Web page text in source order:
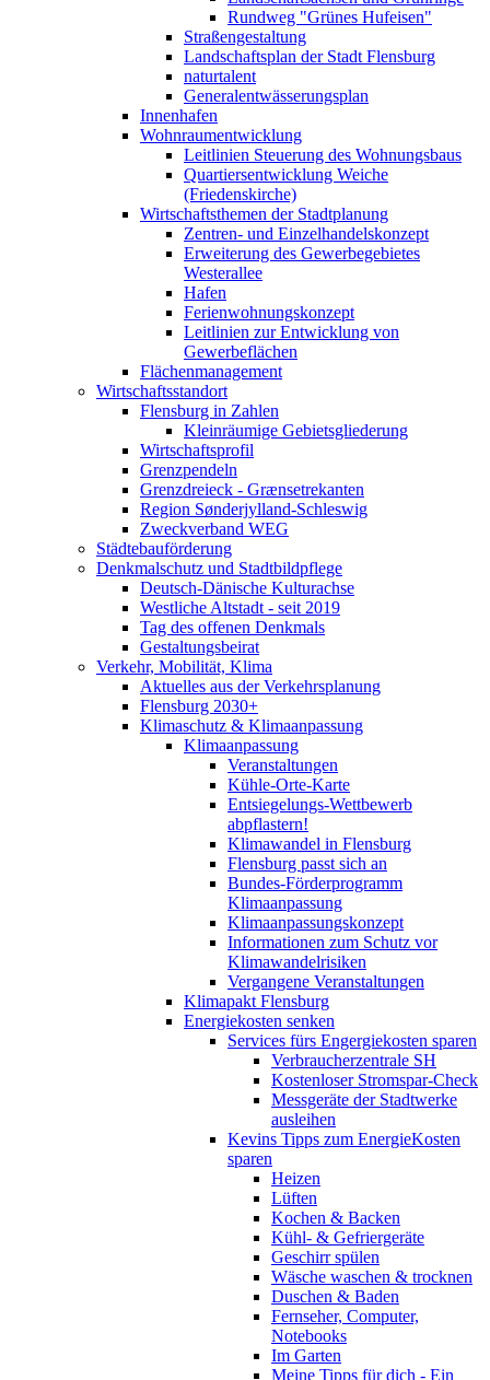
Rundweg "Grünes Hufeisen"
Straßengestaltung
Landschaftsplan der Stadt Flensburg
naturtalent
Generalentwässerungsplan
Innenhafen
Wohnraumentwicklung
Leitlinien Steuerung des Wohnungsbaus
Quartiersentwicklung Weiche
(Friedenskirche)
Wirtschaftsthemen der Stadtplanung
Zentren- und Einzelhandelskonzept
Erweiterung des Gewerbegebietes
Westerallee
Hafen
Ferienwohnungskonzept
Leitlinien zur Entwicklung von
Gewerbeflächen
Flächenmanagement
Wirtschaftsstandort
Flensburg in Zahlen
Kleinräumige Gebietsgliederung
Wirtschaftsprofil
Grenzpendeln
Grenzdreieck - Grænsetrekanten
Region Sønderjylland-Schleswig
Zweckverband WEG
Städtebauförderung
Denkmalschutz und Stadtbildpflege
Deutsch-Dänische Kulturachse
Westliche Altstadt - seit 2019
Tag des offenen Denkmals
Gestaltungsbeirat
Verkehr, Mobilität, Klima
Aktuelles aus der Verkehrsplanung
Flensburg 2030+
Klimaschutz & Klimaanpassung
Klimaanpassung
Veranstaltungen
Kühle-Orte-Karte
Entsiegelungs-Wettbewerb
abpflastern!
Klimawandel in Flensburg
Flensburg passt sich an
Bundes-Förderprogramm
Klimaanpassung
Klimaanpassungskonzept
Informationen zum Schutz vor
Klimawandelrisiken
Vergangene Veranstaltungen
Klimapakt Flensburg
Energiekosten senken
Services fürs Engergiekosten sparen
Verbraucherzentrale SH
Kostenloser Stromspar-Check
Messgeräte der Stadtwerke
ausleihen
Kevins Tipps zum EnergieKosten
sparen
Heizen
Lüften
Kochen & Backen
Kühl- & Gefriergeräte
Geschirr spülen
Wäsche waschen & trocknen
Duschen & Baden
Fernseher, Computer,
Notebooks
Im Garten
Meine Tipps für dich - Ein